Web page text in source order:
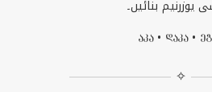
یوزرنیم بنائیں۔
ႠႩႠ • ႣႠႩႠ •
✧